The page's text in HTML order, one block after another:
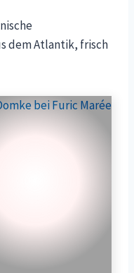
dem Atlantik, frisch